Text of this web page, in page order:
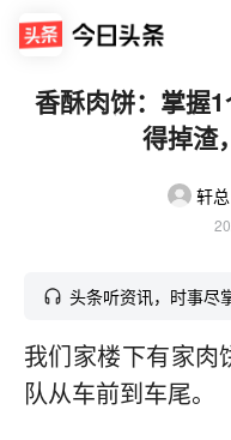
香酥肉饼：掌握
得掉渣
头条听资讯，时事尽
我们家楼下有家肉
队从车前到车尾。